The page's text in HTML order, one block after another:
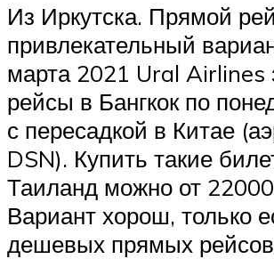
Из Иркутска. Прямой
привлекательный
марта 2021 Ural Airlines
рейсы в Бангкок по
с пересадкой в Китае
DSN). Купить такие
Таиланд можно от
Вариант хорош, только
дешевых прямых